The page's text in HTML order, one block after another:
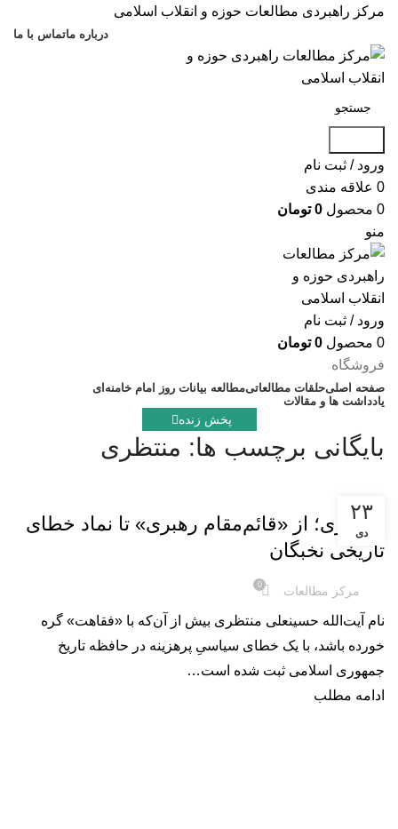
مرکز راهبردی مطالعات حوزه و انقلاب اسلامی
درباره ماتماس با ما
ورود / ثبت نام
0 علاقه مندی
0 محصول 0 تومان
منو
ورود / ثبت نام
0 محصول 0 تومان
فروشگاه
صفحه اصلیحلقات مطالعاتیمطالعه بیانات روز امام خامنه‌ای
یادداشت ها و مقالات
پخش زنده
بایگانی برچسب ها: منتظری
۲۳
دی
منتظری؛ از «قائم‌مقام رهبری» تا نماد خطای
تاریخی نخبگان
مرکز مطالعات 0
نام آیت‌الله حسینعلی منتظری بیش از آن‌که با «فقاهت» گره
خورده باشد، با یک خطای سیاسیِ پرهزینه در حافظه تاریخ
جمهوری اسلامی ثبت شده است…
ادامه مطلب